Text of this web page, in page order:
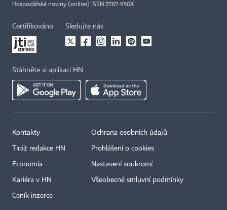
Hospodářské noviny (online) ISSN 2787-950X
Certifikováno Sledujte nás
Stáhněte si aplikaci HN
Kontakty
Tiráž redakce HN
Economia
Kariéra v HN
Ceník inzerce
Ochrana osobních údajů
Prohlášení o cookies
Nastavení soukromí
Všeobecné smluvní podmínky